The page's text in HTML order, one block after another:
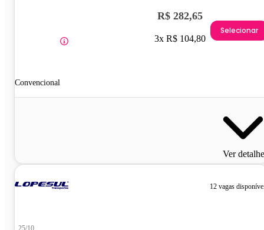
Convencional
R$ 282,65
3x R$ 104,80
Selecionar
Ver
12 vagas